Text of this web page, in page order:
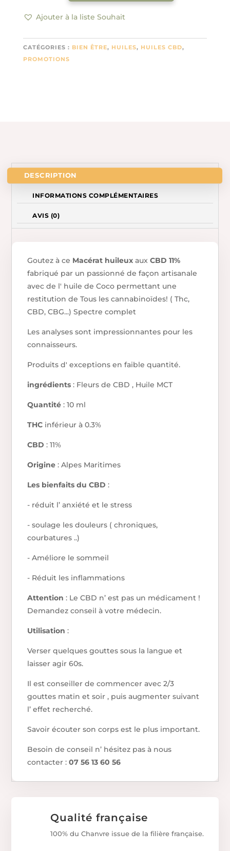
HUILEUX
%
CBD
ARTISANALE
Ajouter à la liste Souhait
CATÉGORIES : BIEN ÊTRE, HUILES, HUILES CBD,
PROMOTIONS
DESCRIPTION
INFORMATIONS COMPLÉMENTAIRES
AVIS (0)
Goutez à ce Macérat huileux auxCBD 11%
fabriqué par un passionné de façon artisanale
avec de l' huile de Coco permettant une
restitution de Tous les cannabinoïdes! ( Thc,
CBD, CBG...) Spectre complet
Les analyses sont impressionnantes pour les
connaisseurs.
Produits d' exceptions en faible quantité.
ingrédients : Fleurs de CBD , Huile MCT
Quantité : 10 ml
THC inférieur à 0.3%
CBD : 11%
Origine : Alpes Maritimes
Les bienfaits du CBD :
- réduit l’ anxiété et le stress
- soulage les douleurs ( chroniques,
courbatures ..)
- Améliore le sommeil
- Réduit les inflammations
Attention : Le CBD n’ est pas un médicament !
Demandez conseil à votre médecin.
Utilisation :
Verser quelques gouttes sous la langue et
laisser agir 60s.
Il est conseiller de commencer avec 2/3
gouttes matin et soir , puis augmenter suivant
l’ effet recherché.
Savoir écouter son corps est le plus important.
Besoin de conseil n’ hésitez pas à nous
contacter :07 56 13 60 56
Qualité française
100% du Chanvre issue de la filière française.